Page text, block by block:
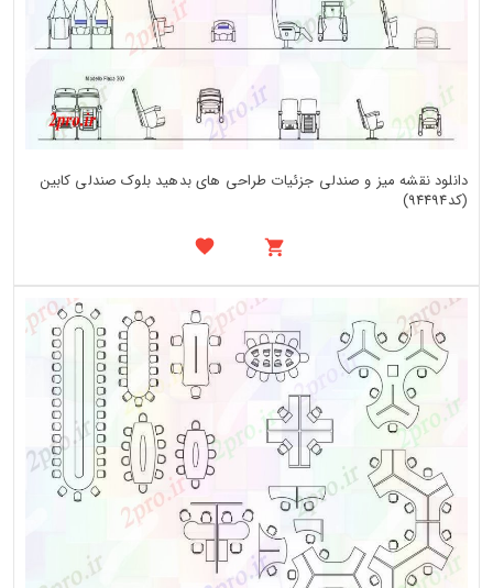
دانلود نقشه میز و صندلی جزئیات طراحی های بدهید بلوک صندلی کابین
(کد94494)